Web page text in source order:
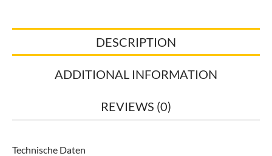
DESCRIPTION
ADDITIONAL INFORMATION
REVIEWS (0)
Technische Daten